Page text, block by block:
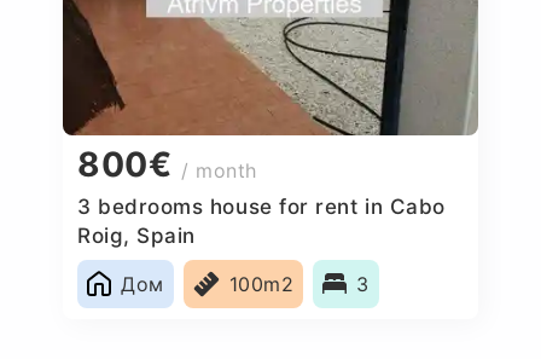
800€ / month
3 bedrooms house for rent in Cabo
Roig, Spain
Дом
100m2 3